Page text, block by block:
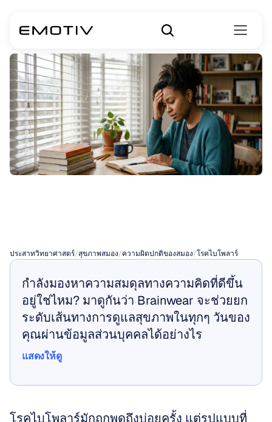
ประสาทวิทยาศาสตร์/สุขภาพสมอง/ความผิดปกติของสมอง/โรคไบโพลาร์
กำลังมองหาความสมดุลทางความคิดที่ดีขึ้น
อยู่ใช่ไหม? มาดูกันว่า Brainwear จะช่วยยก
ระดับเส้นทางการดูแลสุขภาพในทุกๆ วันของ
คุณผ่านข้อมูลส่วนบุคคลได้อย่างไร
แสดงให้ดู
โรคไบโพลาร์มักถูกพูดถึงบ่อยครั้ง แต่รูปแบบที่